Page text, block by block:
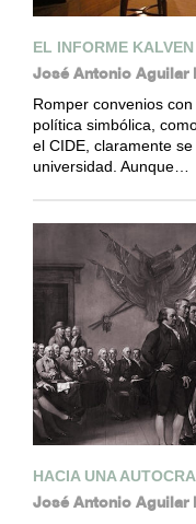
EL INFORME
José Antonio Aguilar
Romper convenios
política simbólica,
el CIDE, claramente
universidad. Aunque…
HACIA UNA
José Antonio Aguilar